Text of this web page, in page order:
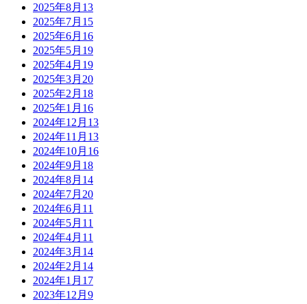
2025年8月 13
2025年7月 15
2025年6月 16
2025年5月 19
2025年4月 19
2025年3月 20
2025年2月 18
2025年1月 16
2024年12月 13
2024年11月 13
2024年10月 16
2024年9月 18
2024年8月 14
2024年7月 20
2024年6月 11
2024年5月 11
2024年4月 11
2024年3月 14
2024年2月 14
2024年1月 17
2023年12月 9